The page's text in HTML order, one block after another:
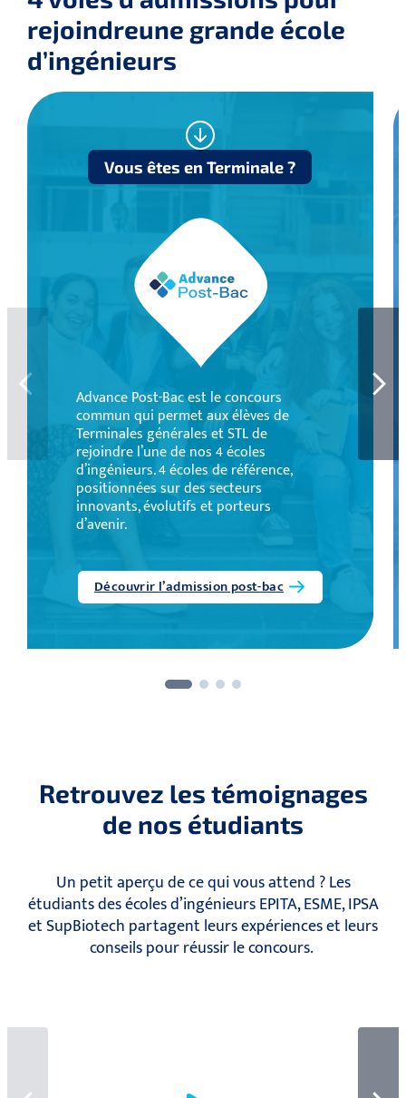
rejoindreune grande école
d’ingénieurs
Vous êtes en Terminale ?
Advance Post-Bac est le concours
commun qui permet aux élèves de
Terminales générales et STL de
rejoindre l’une de nos 4 écoles
d’ingénieurs. 4 écoles de référence,
positionnées sur des secteurs
innovants, évolutifs et porteurs
d’avenir.
Découvrir l’admission post-bac
Retrouvez les témoignages
de nos étudiants
Un petit aperçu de ce qui vous attend ? Les
étudiants des écoles d’ingénieurs EPITA, ESME, IPSA
et SupBiotech partagent leurs expériences et leurs
conseils pour réussir le concours.